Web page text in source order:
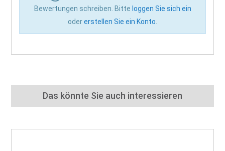
Bewertungen schreiben. Bitte loggen Sie sich ein
odererstellen Sie ein Konto
Das könnte Sie auch interessieren